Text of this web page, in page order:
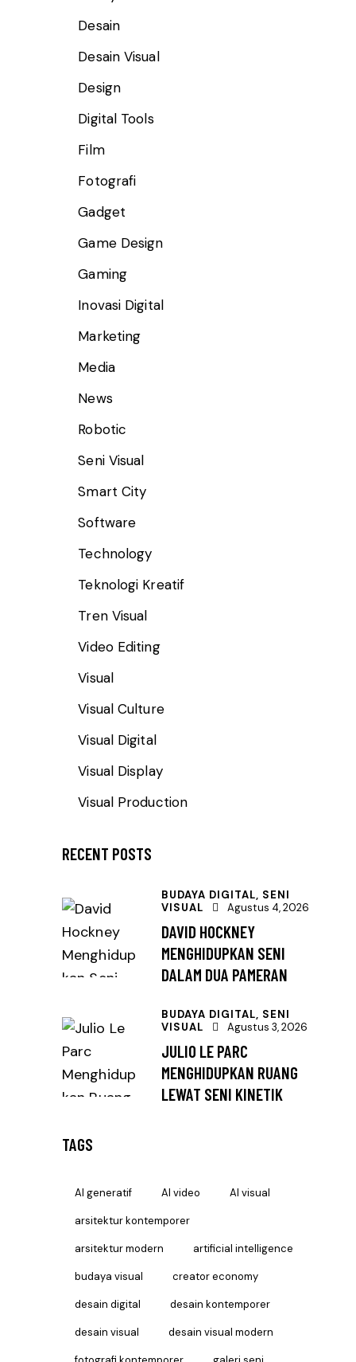
Desain
Desain Visual
Design
Digital Tools
Film
Fotografi
Gadget
Game Design
Gaming
Inovasi Digital
Marketing
Media
News
Robotic
Seni Visual
Smart City
Software
Technology
Teknologi Kreatif
Tren Visual
Video Editing
Visual
Visual Culture
Visual Digital
Visual Display
Visual Production
RECENT POSTS
BUDAYA DIGITAL, SENI
VISUAL
Agustus 4, 2026
DAVID HOCKNEY
MENGHIDUPKAN SENI
DALAM DUA PAMERAN
BUDAYA DIGITAL, SENI
VISUAL
Agustus 3, 2026
JULIO LE PARC
MENGHIDUPKAN RUANG
LEWAT SENI KINETIK
TAGS
AI generatif AI video AI visual
arsitektur kontemporer
arsitektur modern artificial intelligence
budaya visual creator economy
desain digital desain kontemporer
desain visual desain visual modern